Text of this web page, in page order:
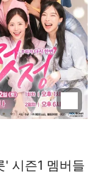
' 시즌1 멤버들